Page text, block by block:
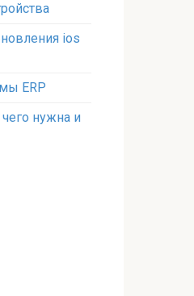
ios
ERP
нужна и